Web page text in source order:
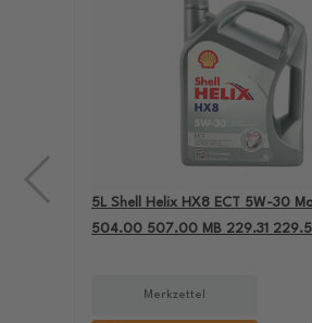
5L Shell Helix HX8 ECT 5W-30
504.00 507.00 MB 229.31
Merkzettel